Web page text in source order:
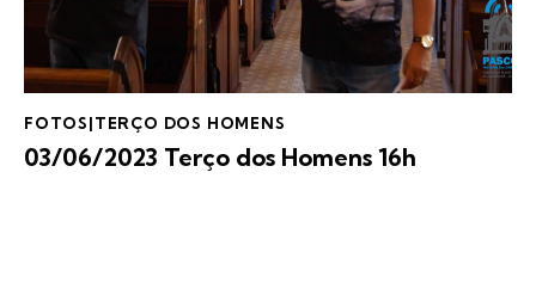
FOTOS|TERÇO DOS HOMENS
03/06/2023 Terço dos Homens 16h